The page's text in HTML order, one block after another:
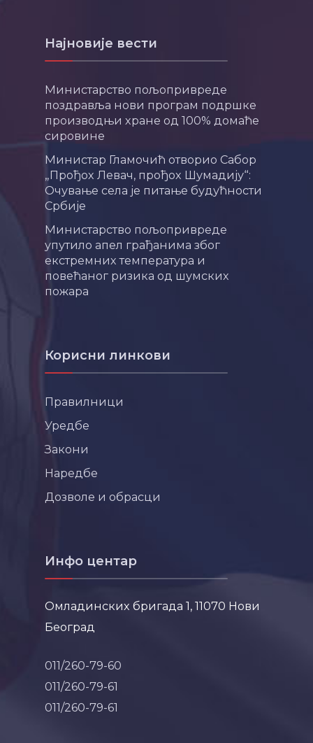
Најновије вести
Министарство пољопривреде
поздравља нови програм подршке
производњи хране од 100% домаће
сировине
Министар Гламочић отворио Сабор
„Прођох Левач, прођох Шумадију“:
Очување села је питање будућности
Србије
Министарство пољопривреде
упутило апел грађанима због
екстремних температура и
повећаног ризика од шумских
пожара
Корисни линкови
Правилници
Уредбе
Закони
Наредбе
Дозволе и обрасци
Инфо центар
Омладинских бригада 1, 11070 Нови
Београд
011/260-79-60
011/260-79-61
011/260-79-61